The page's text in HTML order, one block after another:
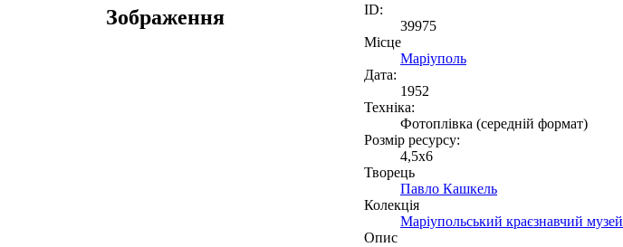
Зображення
ID:
39975
Місце
Маріуполь
Дата:
1952
Техніка:
Фотоплівка (середній формат)
Розмір ресурсу:
4,5x6
Творець
Павло Кашкель
Колекція
Маріупольський краєзнавчий музей
Опис